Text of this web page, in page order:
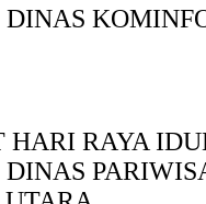
DINAS
HARI RAYA